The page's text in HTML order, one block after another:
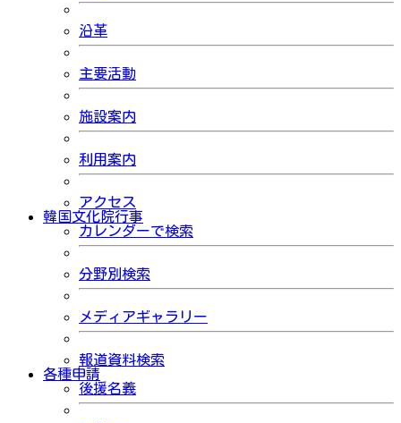
沿革
主要活動
施設案内
利用案内
アクセス
韓国文化院行事
カレンダーで検索
分野別検索
メディアギャラリー
報道資料検索
各種申請
後援名義